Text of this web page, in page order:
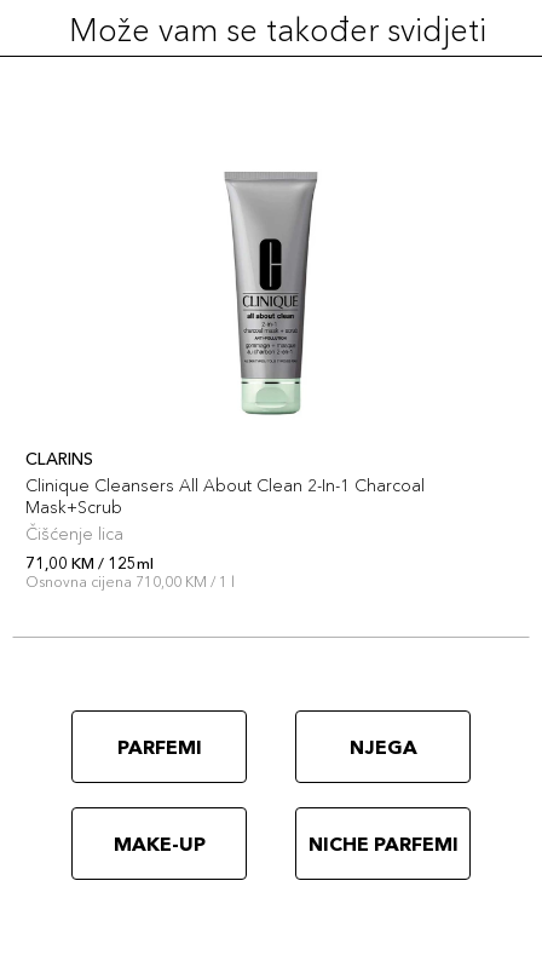
Može vam se također svidjeti
CLARINS
Clinique Cleansers All About Clean 2-In-1 Charcoal
Mask+Scrub
Čišćenje lica
71,00 KM / 125ml
Osnovna cijena 710,00 KM / 1 l
PARFEMI NJEGA
MAKE-UP NICHE PARFEMI